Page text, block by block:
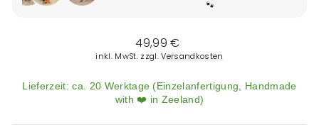
Normaler
Preis
49,99 €
inkl. MwSt. zzgl.Versandkosten
Lieferzeit: ca. 20 Werktage (Einzelanfertigung, Handmade
with ❤️ in Zeeland)